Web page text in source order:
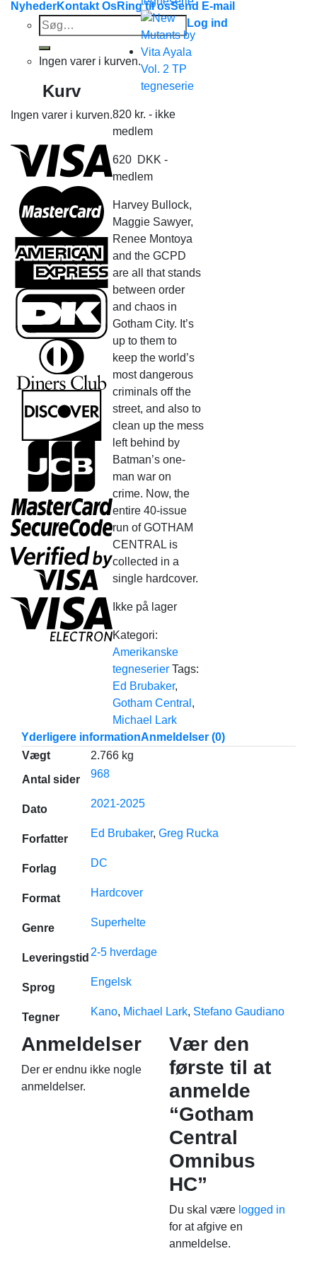
NyhederKontakt OsRing til osSend E-mail
Søg
efter:
Log ind
Ingen varer i kurven.
Kurv
Ingen varer i kurven.820 kr. - ikke
medlem
620 DKK -
medlem
Harvey Bullock,
Maggie Sawyer,
Renee Montoya
and the GCPD
are all that stands
between order
and chaos in
Gotham City. It’s
up to them to
keep the world’s
most dangerous
criminals off the
street, and also to
clean up the mess
left behind by
Batman’s one-
man war on
crime. Now, the
entire 40-issue
run of GOTHAM
CENTRAL is
collected in a
single hardcover.
Ikke på lager
Kategori:
Amerikanske
tegneserier Tags:
Ed Brubaker,
Gotham Central ,
Michael Lark
Yderligere informationAnmeldelser (0)
Vægt
2.766 kg
Antal sider
968
Dato 2021-2025
Forfatter Ed Brubaker, Greg Rucka
Forlag DC
Format Hardcover
Genre Superhelte
Leveringstid 2-5 hverdage
Sprog Engelsk
Tegner Kano, Michael Lark, Stefano Gaudiano
Anmeldelser
Der er endnu ikke nogle
anmeldelser.
Vær den
første til at
anmelde
“Gotham
Central
Omnibus
HC”
Du skal være logged in
for at afgive en
anmeldelse.